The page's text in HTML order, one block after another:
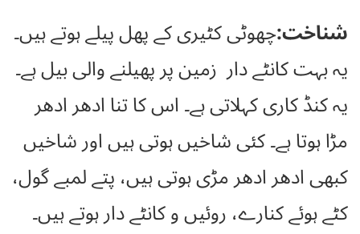
شناخت:چھوٹی کٹیری کے پھل پیلے ہوتے ہیں۔
یہ بہت کانٹے دار زمین پر پھیلنے والی بیل ہے۔
یہ کنڈ کاری کہلاتی ہے۔ اس کا تنا ادھر ادھر
مڑا ہوتا ہے۔ کئی شاخیں ہوتی ہیں اور شاخیں
کبھی ادھر ادھر مڑی ہوتی ہیں، پتے لمبے گول،
کٹے ہوئے کنارے، روئیں و کانٹے دار ہوتے ہیں۔